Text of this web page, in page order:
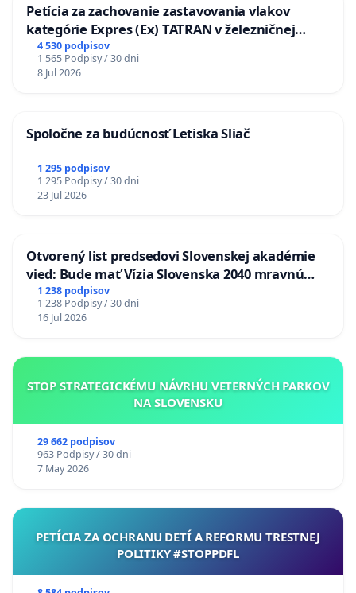
Petícia za zachovanie zastavovania vlakov
kategórie Expres (Ex) TATRAN v železničnej
stanici Púchov
4 530 podpisov
1 565 Podpisy / 30 dni
8 Jul 2026
Spoločne za budúcnosť Letiska Sliač
1 295 podpisov
1 295 Podpisy / 30 dni
23 Jul 2026
Otvorený list predsedovi Slovenskej akadémie
vied: Bude mať Vízia Slovenska 2040 mravnú
chrbticu?
1 238 podpisov
1 238 Podpisy / 30 dni
16 Jul 2026
STOP STRATEGICKÉMU NÁVRHU VETERNÝCH PARKOV
NA SLOVENSKU
29 662 podpisov
963 Podpisy / 30 dni
7 May 2026
PETÍCIA ZA OCHRANU DETÍ A REFORMU TRESTNEJ
POLITIKY #STOPPDFL